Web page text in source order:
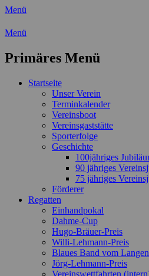
Menü
Wassersport-
Freizeit mit der ganzen
Menü
Primäres Menü
Zum
Startseite
Unser Verein
Terminkalender
Vereinsboot
Vereinsgaststätte
Sporterfolge
Geschichte
100jähriges
90 jähriges
75 jähriges
Förderer
Regatten
Einhandpokal
Dahme-Cup
Hugo-Bräuer-Preis
Willi-Lehmann-Preis
Blaues Band vom
Jörg-Lehmann-Preis